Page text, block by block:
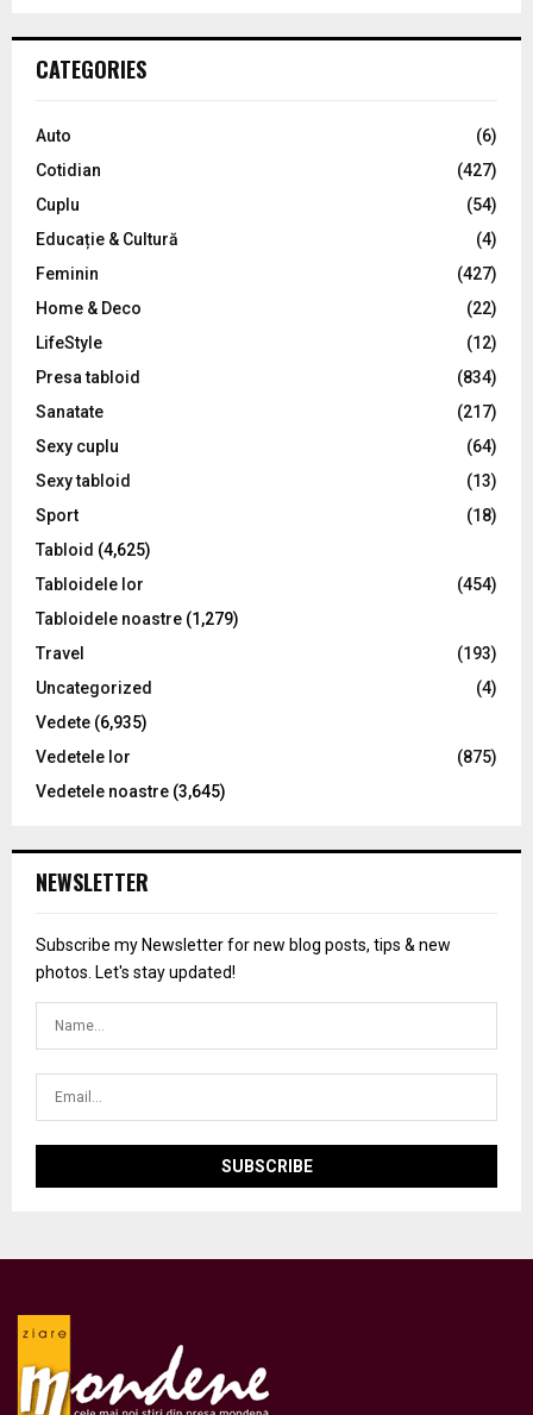
h
o
:
C
CATEGORIES
Auto
(6)
Cotidian
(427)
Cuplu
(54)
Educație & Cultură
(4)
Feminin
(427)
Home & Deco
(22)
LifeStyle
(12)
Presa tabloid
(834)
Sanatate
(217)
Sexy cuplu
(64)
Sexy tabloid
(13)
Sport
(18)
Tabloid (4,625)
Tabloidele lor
(454)
Tabloidele noastre (1,279)
Travel
(193)
Uncategorized
(4)
Vedete (6,935)
Vedetele lor
(875)
Vedetele noastre (3,645)
NEWSLETTER
Subscribe my Newsletter for new blog posts, tips & new
photos. Let's stay updated!